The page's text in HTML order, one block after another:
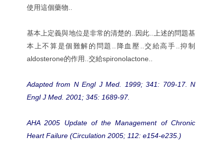
使用這個藥物..
基本上定義與地位是非常的清楚的..因此..上述的問題基
本上不算是個難解的問題..降血壓..交給高手..抑制
aldosterone的作用..交給spironolactone..
Adapted from N Engl J Med. 1999; 341: 709-17. N
Engl J Med. 2001; 345: 1689-97.
AHA 2005 Update of the Management of Chronic
Heart Failure (Circulation 2005; 112: e154-e235.)